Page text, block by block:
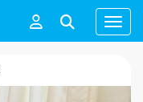
Menu